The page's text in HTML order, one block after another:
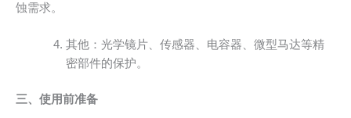
蚀需求。
其他：光学镜片、传感器、电容器、微型马达等精
密部件的保护。
三、使用前准备